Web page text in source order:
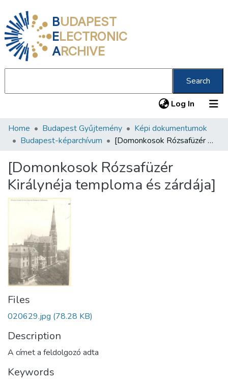
BUDAPEST
ELECTRONIC
ARCHIVE
Search
Log In (current)
Communities & Collections
Statistics
About us
Home Budapest Gyűjtemény
Képi dokumentumok
Budapest-képarchívum
[Domonkosok Rózsafüzér Királynéja temploma és zárdája]
[Domonkosok Rózsafüzér
Királynéja temploma és zárdája]
Files
020629.jpg (78.28 KB)
Description
A címet a feldolgozó adta
Keywords